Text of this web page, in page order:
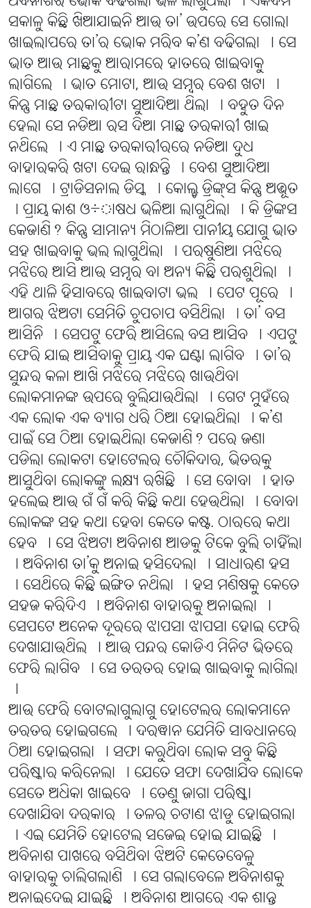
ସକାଳୁ କିଛି ଖିଆଯାଇନି ଆଉ ତା’ ଉପରେ ସେ ଗୋଲା
ଖାଇଲାପରେ ତା’ର ଭୋକ ମରିବ କ’ଣ ବଢିଗଲା । ସେ
ଭାତ ଆଉ ମାଛକୁ ଆରାମରେ ହାତରେ ଖାଇବାକୁ
ଲାଗିଲେ । ଭାତ ମୋଟା, ଆଉ ସମ୍ବର ବେଶ ଖଟା ।
କିନ୍ତୁ ମାଛ ତରକାରୀଟା ସୁଆଦିଆ ଥିଲା । ବହୁତ ଦିନ
ହେଲା ସେ ନଡିଆ ରସ ଦିଆ ମାଛ ତରକାରୀ ଖାଇ
ନଥିଲେ । ଏ ମାଛ ତରକାରୀରରେ ନଡିଆ ଦୁଧ
ବାହାରକରି ଖଟା ଦେଇ ରାନ୍ଧନ୍ତି । ବେଶ ସୁଆଦିଆ
ଲାଗେ । ଟ୍ରାଡିସନାଲ ଡିସ୍କ । କୋଲ୍ଡ ଡ୍ରିଙ୍କ୍ସ କିନ୍ତୁ ଅଦ୍ଭୂତ
। ପ୍ରାୟ କାଶ ଓ÷ାଷଧ ଭଳିଆ ଲାଗୁଥିଲା । କି ଡ୍ରିଙ୍କସ
କେଜାଣି? କିନ୍ତୁ ସାମାନ୍ୟ ମିଠାଳିଆ ପାନୀୟ ଯୋଗୁ ଭାତ
ସହ ଖାଇବାକୁ ଭଲ ଲାଗୁଥିଲା । ପରଷୁଣିଆ ମଝିରେ
ମଝିରେ ଆସି ଆଉ ସମ୍ବର ବା ଅନ୍ୟ କିଛି ପରଶୁଥିଲା ।
ଏହି ଥାଳି ହିସାବରେ ଖାଇବାଟା ଭଲ । ପେଟ ପୂରେ ।
ଆଗର ଝିଅଟା ସେମିତି ଚୁପଚାପ ବସିଥିଲା । ତା’ ବସ
ଆସିନି । ସେପଟୁ ଫେରି ଆସିଲେ ବସ ଆସିବ । ଏପଟୁ
ଫେରି ଯାଇ ଆସିବାକୁ ପ୍ରାୟ ଏକ ଘଣ୍ଟା ଲାଗିବ । ତା’ର
ସୁନ୍ଦର କଳା ଆଖି ମଝିରେ ମଝିରେ ଖାଉଥିବା
ଲୋକମାନଙ୍କ ଉପରେ ବୁଲିଯାଉଥିଲା । ଗେଟ ମୁହଁରେ
ଏକ ଲୋକ ଏକ ବ୍ୟାଗ ଧରି ଠିଆ ହୋଇଥିଲା । କ’ଣ
ପାଇଁ ସେ ଠିଆ ହୋଇଥିଲା କେଜାଣି? ପରେ ଜଣା
ପଡିଲା ଲୋକଟା ହୋଟେଲର ଚୌକିଦାର, ଭିତରକୁ
ଆସୁଥିବା ଲୋକଙ୍କୁ ଲକ୍ଷ୍ୟ ରଖିଛି । ସେ ବୋବା । ହାତ
ହଲେଇ ଆଉ ଗଁ ଗଁ କରି କିଛି କଥା ହେଉଥିଲା । ବୋବା
ଲୋକଙ୍କ ସହ କଥା ହେବା କେତେ କଷ୍ଟ. ଠାରରେ କଥା
ହେବ । ସେ ଝିଅଟା ଅବିନାଶ ଆଡକୁ ଟିକେ ବୁଲି ଚାହିଁଲା
। ଅବିନାଶ ତା’କୁ ଅନାଇ ହସିଦେଲା । ସାଧାରଣ ହସ
। ସେଥିରେ କିଛି ଇଙ୍ଗିତ ନଥିଲା । ହସ ମଣିଷକୁ କେତେ
ସହଜ କରିଦିଏ । ଅବିନାଶ ବାହାରକୁ ଅନାଇଲା ।
ସେପଟେ ଅନେକ ଦୂରରେ ଝାପସା ଝାପସା ହୋଇ ଫେରି
ଦେଖାଯାଉଥିଲ । ଆଉ ପନ୍ଦର କୋଡିଏ ମିନିଟ ଭିତରେ
ଫେରି ଲାଗିବ । ସେ ତରତର ହୋଇ ଖାଇବାକୁ ଲାଗିଲା
।
ଆଉ ଫେରି ବୋଟଲାଗୁଲାଗୁ ହୋଟେଲର ଲୋକମାନେ
ତରତର ହୋଇଗଲେ । ଦରୱାନ ଯେମିତି ସାବଧାନରେ
ଠିଆ ହୋଇଗଲା । ସଫା କରୁଥିବା ଲୋକ ସବୁ କିଛି
ପରିଷ୍କାର କରିନେଲା । ଯେତେ ସଫା ଦେଖାଯିବ ଲୋକେ
ସେତେ ଅଧିକା ଖାଇବେ । ତେଣୁ ଜାଗା ପରିଷ୍କା
ଦେଖାଯିବା ଦରକାର । ତଳର ଚଟାଣ ଝାଡୁ ହୋଇଗଲା
। ଏଇ ଯେମିତି ହୋଟେଲ ସଜେଇ ହୋଇ ଯାଇଛି ।
ଅବିନାଶ ପାଖରେ ବସିଥିବା ଝିଅଟି କେତେବେଳୁ
ବାହାରକୁ ଚାଲିଗଲାଣି । ସେ ଗଲାବେଳେ ଅବିନାଶକୁ
ଅନାଇଦେଇ ଯାଇଛି । ଅବିନାଶ ଆଗରେ ଏକ ଶାନ୍ତ